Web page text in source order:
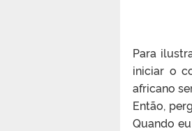
Para
iniciar o
africano
Então,
Quando